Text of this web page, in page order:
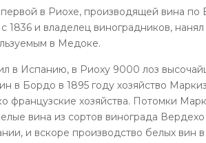
в Риохе, производящей вина
1836 и владелец виноградников,
в Медоке.
в Испанию, в Риоху 9000 лоз
в Бордо в 1895 году хозяйство
французские хозяйства. Потомки
вина из сортов винограда
и вскоре производство белых вин